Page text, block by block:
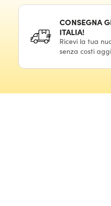
CONSEGNA
ITALIA!
Ricevi la tua
senza costi